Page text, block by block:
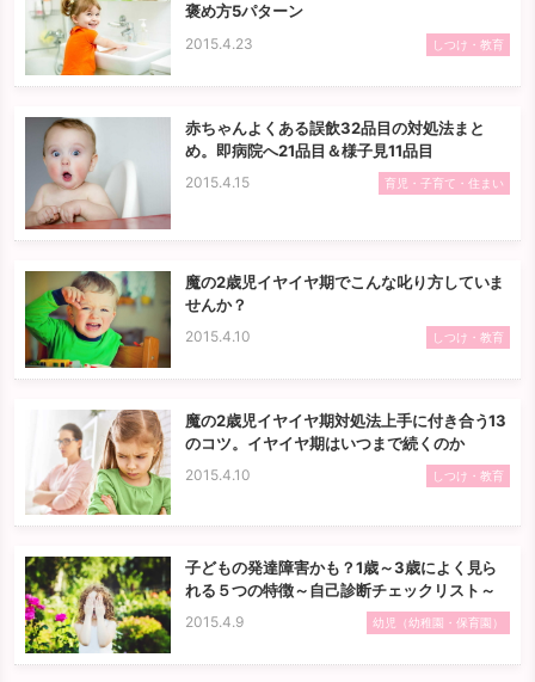
褒め方5パターン
2015.4.23 しつけ・教育
赤ちゃんよくある誤飲32品目の対処法まと
め。即病院へ21品目＆様子見11品目
2015.4.15 育児・子育て・住まい
魔の2歳児イヤイヤ期でこんな叱り方していま
せんか？
2015.4.10 しつけ・教育
魔の2歳児イヤイヤ期対処法上手に付き合う13
のコツ。イヤイヤ期はいつまで続くのか
2015.4.10 しつけ・教育
子どもの発達障害かも？1歳～3歳によく見ら
れる５つの特徴～自己診断チェックリスト～
2015.4.9 幼児（幼稚園・保育園）